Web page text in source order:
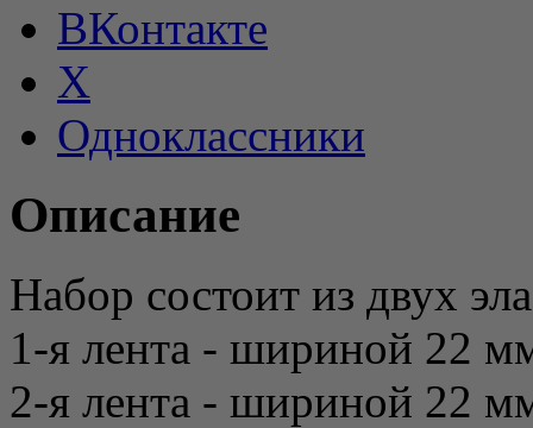
ВКонтакте
X
Одноклассники
Описание
Набор состоит из двух
1-я лента - шириной 22
2-я лента - шириной 22